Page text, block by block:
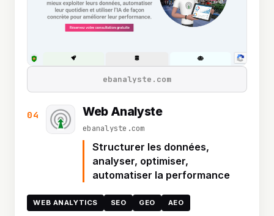
04 Web Analyste
ebanalyste.com
Structurer les données,
analyser, optimiser,
automatiser la performance
WEB ANALYTICS SEO GEO AEO
ebanalyste.com